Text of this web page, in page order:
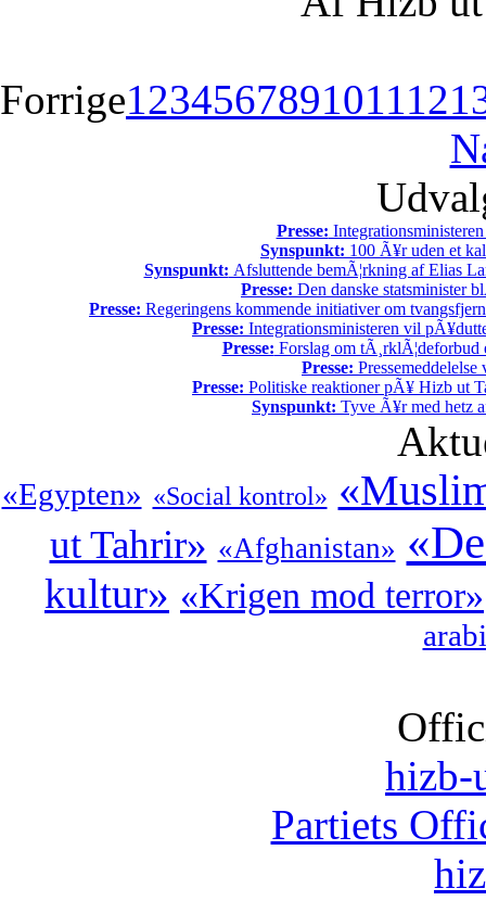
Forrige123456789101112
Presse:
Synspunkt: 100 Ã¥r uden et
Synspunkt: Afsluttende bemÃ¦rkning af Elias
Presse: Den danske statsminister
Presse: Regeringens kommende initiativer om
Presse: Integrationsministeren vil
Presse: Forslag om tÃ¸rklÃ¦deforbud
Presse:
Presse: Politiske reaktioner pÃ¥ Hizb ut
Synspunkt: Tyve Ã¥r med hetz
«Egypten» «Social kontrol»
ut Tahrir» «Afghanistan»
kultur» «Krigen mod terror»
hizb-
Partiets